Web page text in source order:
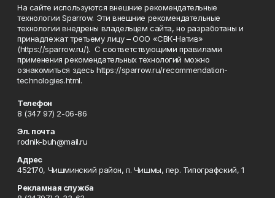
На сайте используются внешние рекомендательные
технологии Sparrow. Эти внешние рекомендательные
технологии внедрены владельцем сайта, но разработаны и
принадлежат третьему лицу – ООО «СВК-Натив»
(https://sparrow.ru/). С соответствующими правилами
применения рекомендательных технологий можно
ознакомиться здесь https://sparrow.ru/recommendation-
technologies.html.
Телефон
8 (347 97) 2-06-86
Эл. почта
rodnik-buh@mail.ru
Адрес
452170, Чишминский район, п. Чишмы, пер. Типографский, 1
Рекламная служба